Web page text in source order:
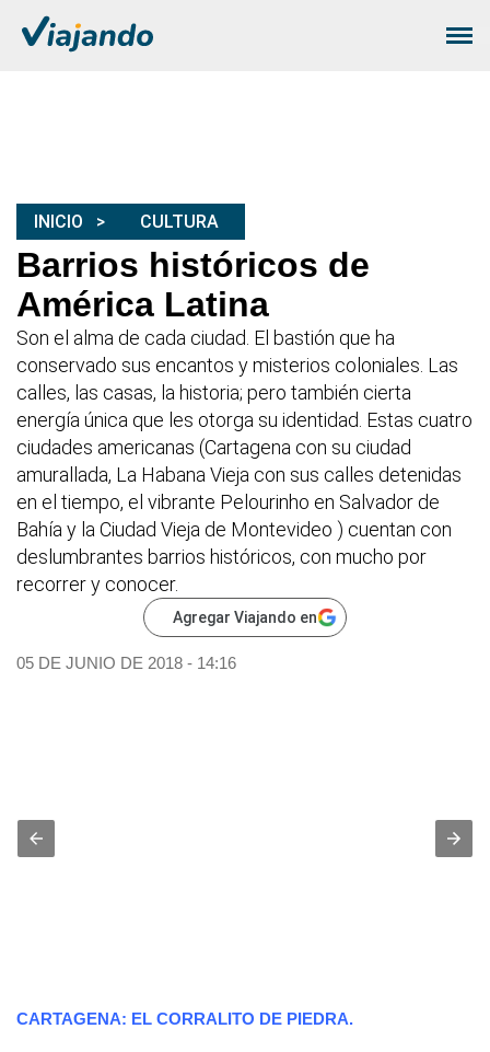
INICIO CULTURA
Barrios históricos de
América Latina
Son el alma de cada ciudad. El bastión que ha
conservado sus encantos y misterios coloniales. Las
calles, las casas, la historia; pero también cierta
energía única que les otorga su identidad. Estas cuatro
ciudades americanas (Cartagena con su ciudad
amurallada, La Habana Vieja con sus calles detenidas
en el tiempo, el vibrante Pelourinho en Salvador de
Bahía y la Ciudad Vieja de Montevideo ) cuentan con
deslumbrantes barrios históricos, con mucho por
recorrer y conocer.
Agregar Viajando en
05 DE JUNIO DE 2018 - 14:16
CARTAGENA: EL CORRALITO DE PIEDRA.